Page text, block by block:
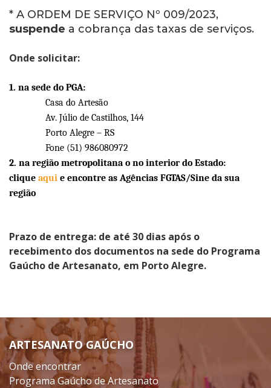
* A ORDEM DE SERVIÇO Nº 009/2023,
suspende a cobrança das taxas de serviços.
Onde solicitar:
1. na sede do PGA:
Casa do Artesão
Av. Júlio de Castilhos, 144
Porto Alegre – RS
Fone (51) 986080972
2. na região metropolitana o no interior do Estado:
clique aqui e encontre as Agências FGTAS/Sine da sua
região
Prazo de entrega: de até 30 dias após o
recebimento dos documentos na sede do Programa
Gaúcho de Artesanato, em Porto Alegre.
ARTESANATO GAÚCHO
Onde encontrar
Programa Gaúcho de Artesanato